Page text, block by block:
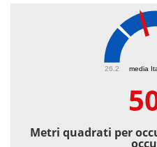
media
26.2
Metri quadrati per